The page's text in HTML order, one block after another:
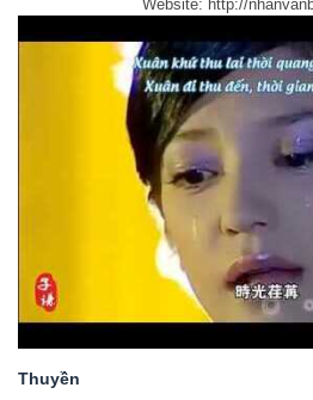
Website: http://nhanvanblog.com/
Thuyền